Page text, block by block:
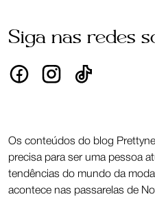
Siga nas redes
Os conteúdos do blog
precisa para ser uma pessoa
tendências do mundo da
acontece nas passarelas de